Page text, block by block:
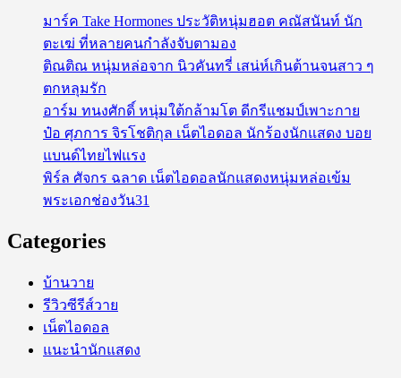
มาร์ค Take Hormones ประวัติหนุ่มฮอต คณัสนันท์ นัก
ตะเฆ่ ที่หลายคนกำลังจับตามอง
ติณติณ หนุ่มหล่อจาก นิวคันทรี่ เสน่ห์เกินต้านจนสาว ๆ
ตกหลุมรัก
อาร์ม ทนงศักดิ์ หนุ่มใต้กล้ามโต ดีกรีแชมป์เพาะกาย
ป๋อ ศุภการ จิรโชติกุล เน็ตไอดอล นักร้องนักแสดง บอย
แบนด์ไทยไฟแรง
พิร์ล ศัจกร ฉลาด เน็ตไอดอลนักแสดงหนุ่มหล่อเข้ม
พระเอกช่องวัน31
Categories
บ้านวาย
รีวิวซีรีส์วาย
เน็ตไอดอล
แนะนำนักแสดง